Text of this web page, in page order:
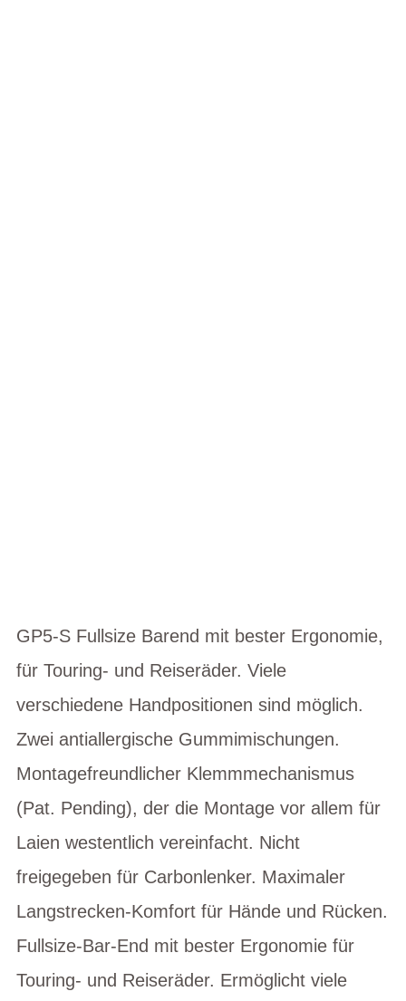
GP5-S Fullsize Barend mit bester Ergonomie,
für Touring- und Reiseräder. Viele
verschiedene Handpositionen sind möglich.
Zwei antiallergische Gummimischungen.
Montagefreundlicher Klemmmechanismus
(Pat. Pending), der die Montage vor allem für
Laien westentlich vereinfacht. Nicht
freigegeben für Carbonlenker. Maximaler
Langstrecken-Komfort für Hände und Rücken.
Fullsize-Bar-End mit bester Ergonomie für
Touring- und Reiseräder. Ermöglicht viele